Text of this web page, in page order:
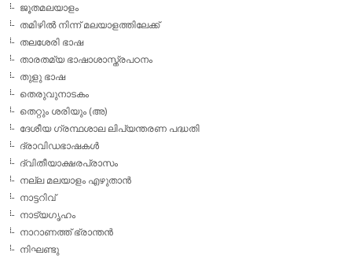
ജൂതമലയാളം
തമിഴില്‍ നിന്ന് മലയാളത്തിലേക്ക്
തലശേരി ഭാഷ
താരതമ്യ ഭാഷാശാസ്ത്രപഠനം
തുളു ഭാഷ
തെരുവുനാടകം
തെറ്റും ശരിയും (അ)
ദേശീയ ഗ്രന്ഥശാല ലിപ്യന്തരണ പദ്ധതി
ദ്രാവിഡഭാഷകള്‍
ദ്വിതീയാക്ഷരപ്രാസം
നല്ല മലയാളം എഴുതാന്‍
നാട്ടറിവ്
നാട്യഗൃഹം
നാറാണത്ത് ഭ്രാന്തന്‍
നിഘണ്ടു